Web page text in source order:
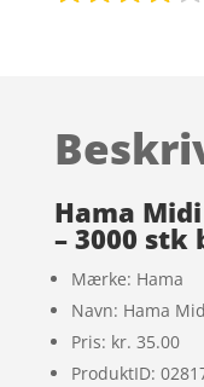
baseret
kundebed
ømmels
Hama
– 3000 stk
Mærke: Hama
Navn: Hama
Pris: kr. 35.00
ProduktID: